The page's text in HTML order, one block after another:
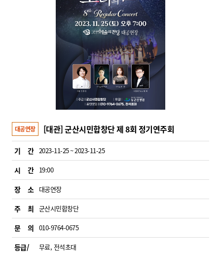
대공연장 [대관] 군산시민합창단 제 8회 정기연주회
기 간 2023-11-25 ~ 2023-11-25
시 간 19:00
장 소 대공연장
주 최 군산시민합창단
문 의 010-9764-0675
등급/ 무료, 전석초대